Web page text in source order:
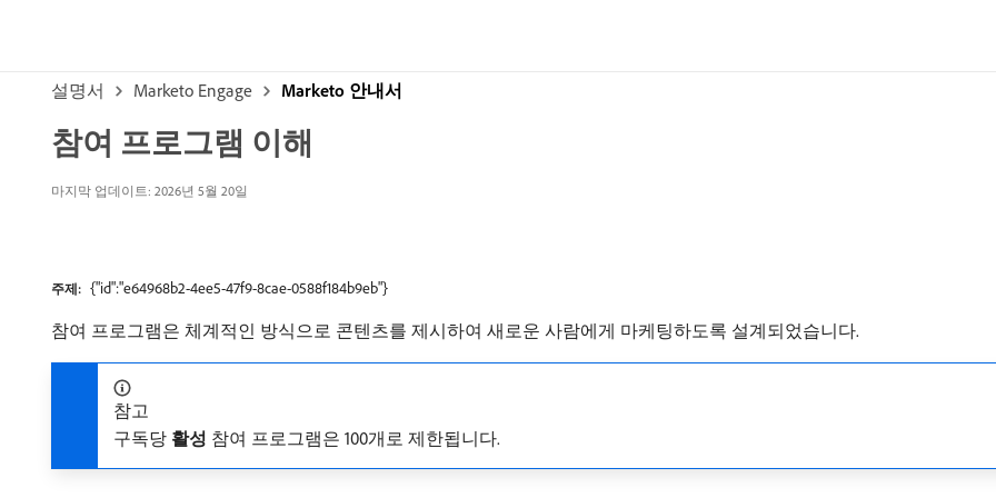
설명서 Marketo Engage Marketo 안내서
참여 프로그램 이해
마지막 업데이트: 2026년 5월 20일
주제: {"id":"e64968b2-4ee5-47f9-8cae-0588f184b9eb"}
참여 프로그램은 체계적인 방식으로 콘텐츠를 제시하여 새로운 사람에게 마케팅하도록 설계되었습니다.
참고
구독당 활성 참여 프로그램은 100개로 제한됩니다.